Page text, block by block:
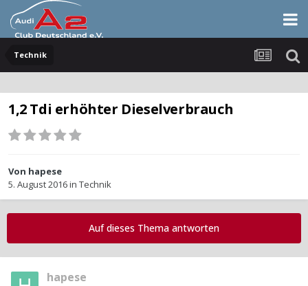
Technik
1,2 Tdi erhöhter Dieselverbrauch
Von hapese
5. August 2016in Technik
Auf dieses Thema antworten
hapese